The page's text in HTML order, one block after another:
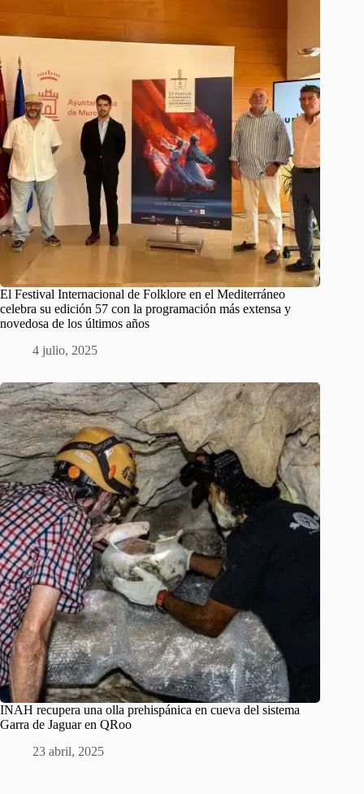
El Festival Internacional de Folklore en el Mediterráneo
celebra su edición 57 con la programación más extensa y
novedosa de los últimos años
4 julio, 2025
INAH recupera una olla prehispánica en cueva del sistema
Garra de Jaguar en QRoo
23 abril, 2025